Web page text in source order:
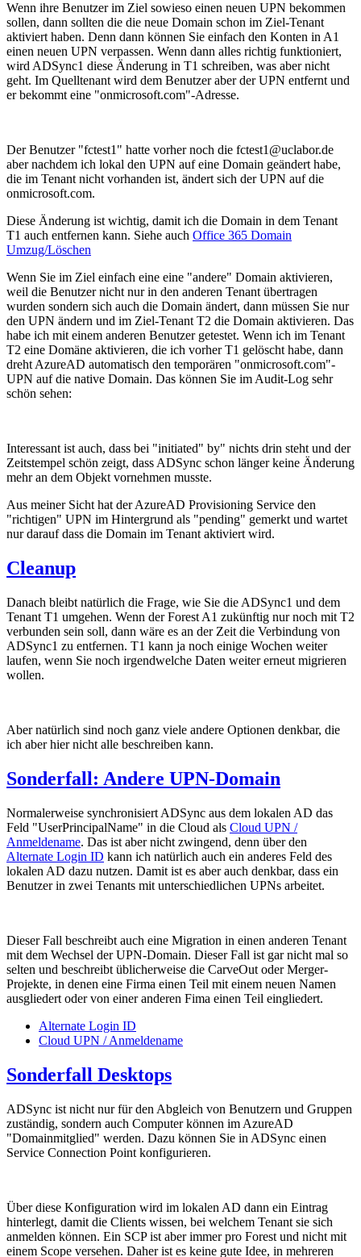
Wenn ihre Benutzer im Ziel sowieso einen neuen UPN bekommen
sollen, dann sollten die die neue Domain schon im Ziel-Tenant
aktiviert haben. Denn dann können Sie einfach den Konten in A1
einen neuen UPN verpassen. Wenn dann alles richtig funktioniert,
wird ADSync1 diese Änderung in T1 schreiben, was aber nicht
geht. Im Quelltenant wird dem Benutzer aber der UPN entfernt und
er bekommt eine "onmicrosoft.com"-Adresse.
Der Benutzer "fctest1" hatte vorher noch die fctest1@uclabor.de
aber nachdem ich lokal den UPN auf eine Domain geändert habe,
die im Tenant nicht vorhanden ist, ändert sich der UPN auf die
onmicrosoft.com.
Diese Änderung ist wichtig, damit ich die Domain in dem Tenant
T1 auch entfernen kann. Siehe auch Office 365 Domain
Umzug/Löschen
Wenn Sie im Ziel einfach eine eine "andere" Domain aktivieren,
weil die Benutzer nicht nur in den anderen Tenant übertragen
wurden sondern sich auch die Domain ändert, dann müssen Sie nur
den UPN ändern und im Ziel-Tenant T2 die Domain aktivieren. Das
habe ich mit einem anderen Benutzer getestet. Wenn ich im Tenant
T2 eine Domäne aktivieren, die ich vorher T1 gelöscht habe, dann
dreht AzureAD automatisch den temporären "onmicrosoft.com"-
UPN auf die native Domain. Das können Sie im Audit-Log sehr
schön sehen:
Interessant ist auch, dass bei "initiated" by" nichts drin steht und der
Zeitstempel schön zeigt, dass ADSync schon länger keine Änderung
mehr an dem Objekt vornehmen musste.
Aus meiner Sicht hat der AzureAD Provisioning Service den
"richtigen" UPN im Hintergrund als "pending" gemerkt und wartet
nur darauf dass die Domain im Tenant aktiviert wird.
Cleanup
Danach bleibt natürlich die Frage, wie Sie die ADSync1 und dem
Tenant T1 umgehen. Wenn der Forest A1 zukünftig nur noch mit T2
verbunden sein soll, dann wäre es an der Zeit die Verbindung von
ADSync1 zu entfernen. T1 kann ja noch einige Wochen weiter
laufen, wenn Sie noch irgendwelche Daten weiter erneut migrieren
wollen.
Aber natürlich sind noch ganz viele andere Optionen denkbar, die
ich aber hier nicht alle beschreiben kann.
Sonderfall: Andere UPN-Domain
Normalerweise synchronisiert ADSync aus dem lokalen AD das
Feld "UserPrincipalName" in die Cloud als Cloud UPN /
Anmeldename. Das ist aber nicht zwingend, denn über den
Alternate Login ID kann ich natürlich auch ein anderes Feld des
lokalen AD dazu nutzen. Damit ist es aber auch denkbar, dass ein
Benutzer in zwei Tenants mit unterschiedlichen UPNs arbeitet.
Dieser Fall beschreibt auch eine Migration in einen anderen Tenant
mit dem Wechsel der UPN-Domain. Dieser Fall ist gar nicht mal so
selten und beschreibt üblicherweise die CarveOut oder Merger-
Projekte, in denen eine Firma einen Teil mit einem neuen Namen
ausgliedert oder von einer anderen Fima einen Teil eingliedert.
Alternate Login ID
Cloud UPN / Anmeldename
Sonderfall Desktops
ADSync ist nicht nur für den Abgleich von Benutzern und Gruppen
zuständig, sondern auch Computer können im AzureAD
"Domainmitglied" werden. Dazu können Sie in ADSync einen
Service Connection Point konfigurieren.
Über diese Konfiguration wird im lokalen AD dann ein Eintrag
hinterlegt, damit die Clients wissen, bei welchem Tenant sie sich
anmelden können. Ein SCP ist aber immer pro Forest und nicht mit
einem Scope versehen. Daher ist es keine gute Idee, in mehreren